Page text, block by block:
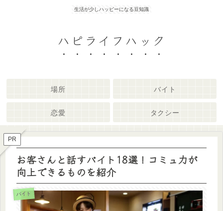
生活が少しハッピーになる豆知識
ハピライフハック
場所 バイト
恋愛 タクシー
PR
お客さんと話すバイト18選！コミュ力が
向上できるものを紹介
バイト